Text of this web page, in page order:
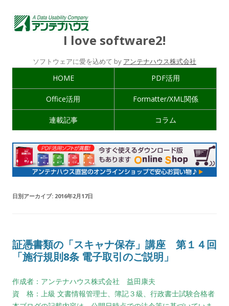
I love software2!
ソフトウェアに愛を込めて by アンテナハウス株式会社
HOME PDF活用
Office活用 Formatter/XML関係
連載記事 コラム
日別アーカイブ: 2016年2月17日
証憑書類の「スキャナ保存」講座 第１４回
「施行規則8条 電子取引のご説明」
作成者：アンテナハウス株式会社 益田康夫
資 格：上級 文書情報管理士、簿記３級、行政書士試験合格者